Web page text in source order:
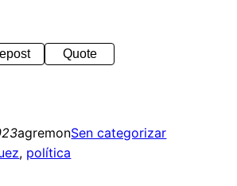
Quote
agremonSen categorizar
, política